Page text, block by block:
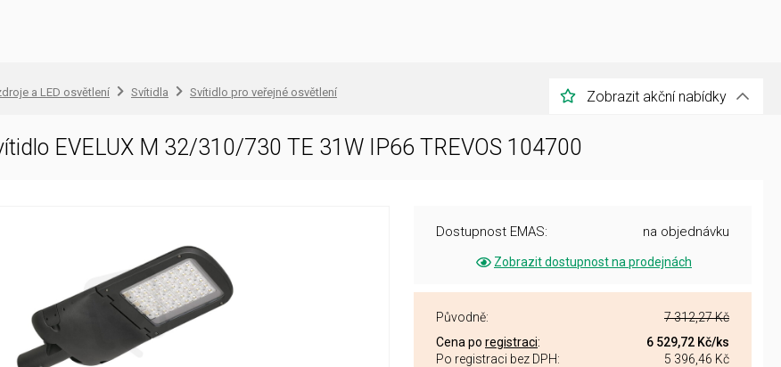
a LED osvětlení Svítidla Svítidlo pro veřejné osvětlení Zobrazit akční nabídky
EVELUX M 32/310/730 TE 31W IP66 TREVOS 104700
Dostupnost EMAS: na objednávku
Zobrazit dostupnost na prodejnách
Původně:
7 312,27 Kč
Cena po registraci: 6 529,72 Kč/ks
Po registraci bez DPH:
5 396,46 Kč